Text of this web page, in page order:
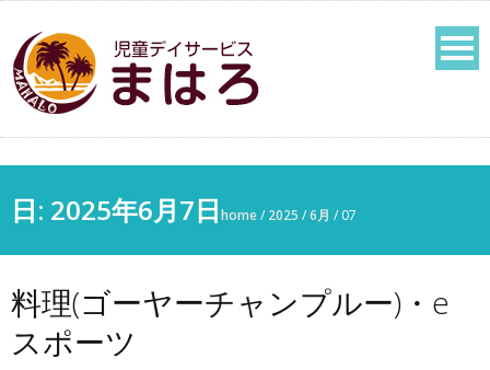
日: 2025年6月7日home/ 2025 /6月 / 07
料理(ゴーヤーチャンプルー)・e
スポーツ